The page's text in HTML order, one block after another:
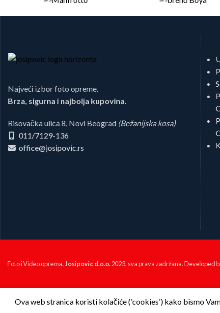
Najveći izbor foto opreme.
Brza, sigurna i najbolja kupovina.
Risovačka ulica 8, Novi Beograd (Bežanijska kosa)
011/7129-136
office@josipovic.rs
Foto i Video oprema,Josipovic d.o.o.2023, sva prava zadržana. Developed
Ova web stranica koristi kolačiće ('cookies') kako bismo